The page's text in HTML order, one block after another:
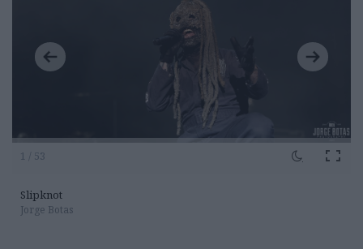
1 / 53
Slipknot
Jorge Botas